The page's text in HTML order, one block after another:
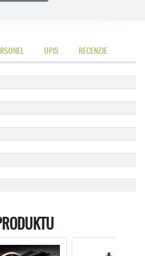
OPIS RECENZJE